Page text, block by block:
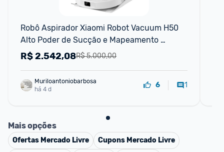
Robô Aspirador Xiaomi Robot Vacuum H50
Alto Poder de Sucção e Mapeamento
Inteligente
R$ 5.000,00
R$2.542,08
Muriloantoniobarbosa
há 4 d
6 1
Mais opções
Ofertas Mercado Livre Cupons Mercado Livre